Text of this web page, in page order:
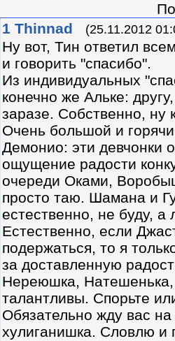
1 Thinnad (25.11.2012
Ну вот, Тин ответил
и говорить "спасибо".
Из индивидуальных
конечно же Альке:
заразе. Собственно, ну
Очень большой и
Демонио: эти девчонки
ощущение радости
очереди Оками,
просто таю. Шамана и
естественно, не буду,
Естественно, если
подержаться, то я
за доставленную
Нереюшка,
талантливы. Спорьте
Обязательно жду вас
хулиганишка. Словлю и